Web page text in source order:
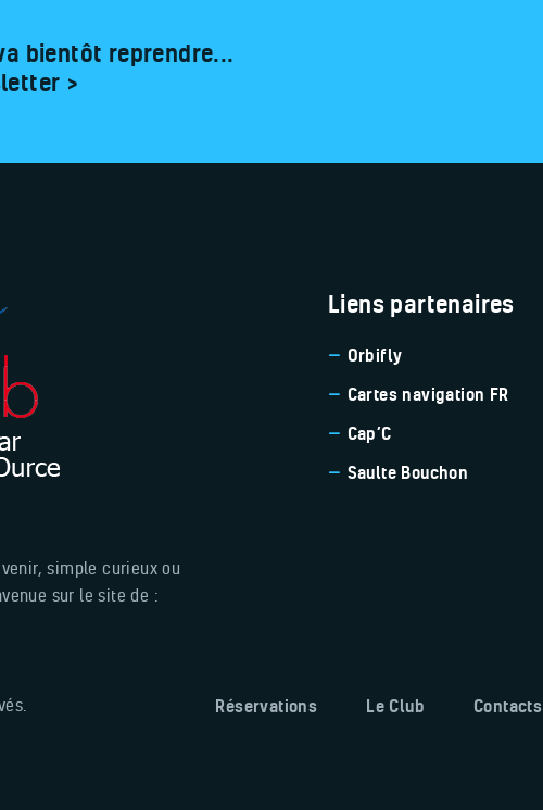
bientôt reprendre...
>
simple curieux ou
sur le site de :
Liens partenaires
Orbifly
Cartes navigation FR
Cap’C
Saulte Bouchon
Réservations Le Club Contacts